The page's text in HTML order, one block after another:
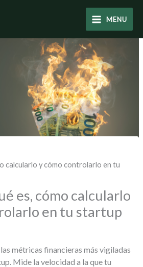
MENU
calcularlo y cómo controlarlo en tu
es, cómo calcularlo
en tu startup
métricas financieras más vigiladas
Mide la velocidad a la que tu